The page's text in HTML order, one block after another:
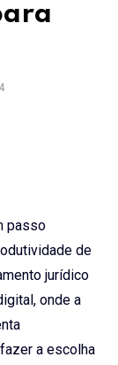
passo
de
jurídico
onde a
a escolha